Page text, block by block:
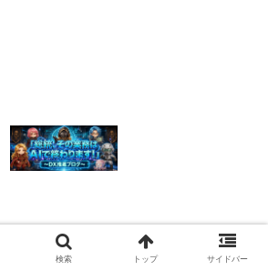
検索 トップ サイドバー